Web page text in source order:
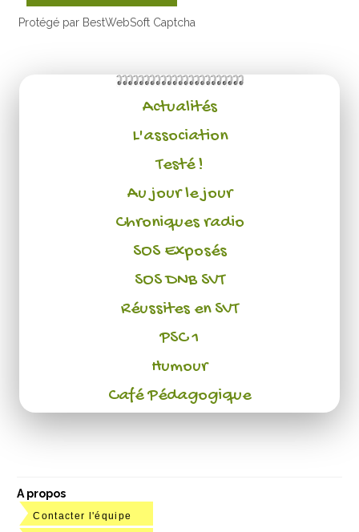
Protégé par BestWebSoft Captcha
Actualités
L'association
Testé !
Au jour le jour
Chroniques radio
SOS Exposés
SOS DNB SVT
Réussites en SVT
PSC 1
Humour
Café Pédagogique
A propos
Contacter l'équipe